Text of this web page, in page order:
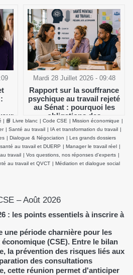
Mardi 28 Juillet 2026 - 09:48
Rapport sur la souffrance
psychique au travail rejeté
au Sénat : pourquoi les
obligations des
employeurs et du CSE
demeurent inchangées
| 📘 Livre blanc | Code CSE | Mission économique |
| Santé au travail | IA et transformation du travail |
| Dialogue & Négociation | Les grands dossiers
au travail et DUERP | Manager le travail réel |
travail | Vos questions, nos réponses d'experts |
au travail et QVCT | Médiation et dialogue social
– Août 2026
: les points essentiels à inscrire à
une période charnière pour les
(CSE). Entre le bilan
la prévention des risques liés aux
des consultations
cette réunion permet d'anticiper